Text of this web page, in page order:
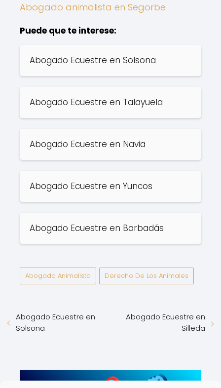
Abogado animalista en Segorbe
Puede que te interese:
Abogado Ecuestre en Solsona
Abogado Ecuestre en Talayuela
Abogado Ecuestre en Navia
Abogado Ecuestre en Yuncos
Abogado Ecuestre en Barbadás
Abogado Animalista Derecho De Los Animales
Abogado Ecuestre en
Solsona
Abogado Ecuestre en
Silleda